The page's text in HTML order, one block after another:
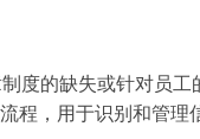
的缺失或针对员工
程，用于识别和管